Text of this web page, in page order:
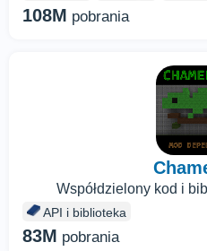
108M pobrania
Współdzielony kod i
API i biblioteka
83M pobrania